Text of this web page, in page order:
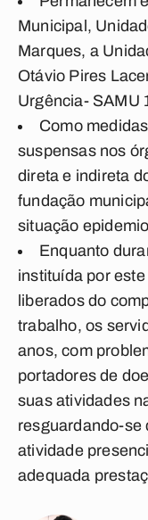
Municipal,
Marques, a
Otávio Pires
Urgência- SAMU
Como
suspensas nos
direta e indireta
fundação
situação
Enquanto
instituída por
liberados do
trabalho, os
anos, com
portadores de
suas atividades
resguardando-se
atividade
adequada